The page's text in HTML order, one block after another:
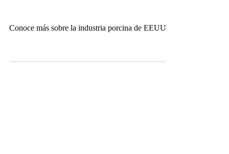
Conoce más sobre la industria porcina de EEUU